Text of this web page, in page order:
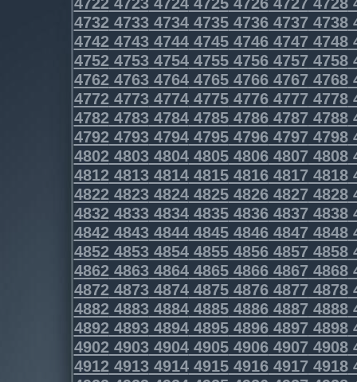
4732473347344735473647374738
4742474347444745474647474748
4752475347544755475647574758
4762476347644765476647674768
4772477347744775477647774778
4782478347844785478647874788
4792479347944795479647974798
4802480348044805480648074808
4812481348144815481648174818
4822482348244825482648274828
4832483348344835483648374838
4842484348444845484648474848
4852485348544855485648574858
4862486348644865486648674868
4872487348744875487648774878
4882488348844885488648874888
4892489348944895489648974898
4902490349044905490649074908
4912491349144915491649174918